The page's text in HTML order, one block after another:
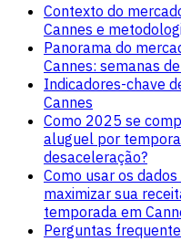
Contexto do
Cannes e
Panorama do
Cannes: semanas
Indicadores-chave
Cannes
Como 2025 se
aluguel por
desaceleração?
Como usar os
maximizar sua
temporada em
Perguntas